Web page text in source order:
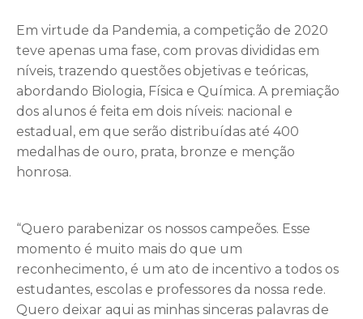
Em virtude da Pandemia, a competição de 2020
teve apenas uma fase, com provas divididas em
níveis, trazendo questões objetivas e teóricas,
abordando Biologia, Física e Química. A premiação
dos alunos é feita em dois níveis: nacional e
estadual, em que serão distribuídas até 400
medalhas de ouro, prata, bronze e menção
honrosa.
“Quero parabenizar os nossos campeões. Esse
momento é muito mais do que um
reconhecimento, é um ato de incentivo a todos os
estudantes, escolas e professores da nossa rede.
Quero deixar aqui as minhas sinceras palavras de